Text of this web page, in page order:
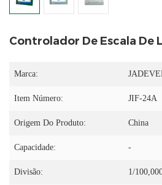
Controlador De Escala De
Marca:
Item Número: JIF-24A
Origem Do Produto: China
Capacidade: -
Divisão: 1/